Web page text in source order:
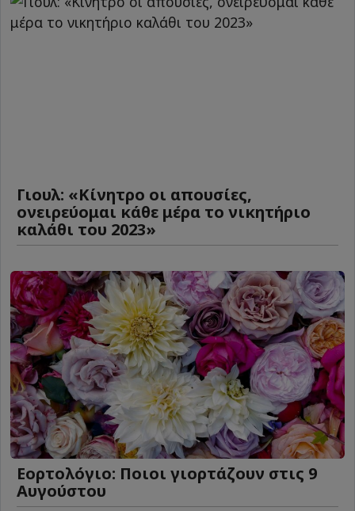
Γιουλ: «Κίνητρο οι απουσίες,
ονειρεύομαι κάθε μέρα το νικητήριο
καλάθι του 2023»
Εορτολόγιο: Ποιοι γιορτάζουν στις 9
Αυγούστου